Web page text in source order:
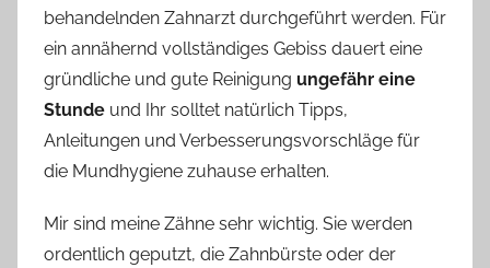
behandelnden Zahnarzt durchgeführt werden. Für
ein annähernd vollständiges Gebiss dauert eine
gründliche und gute Reinigung ungefähr eine
Stunde und Ihr solltet natürlich Tipps,
Anleitungen und Verbesserungsvorschläge für
die Mundhygiene zuhause erhalten.
Mir sind meine Zähne sehr wichtig. Sie werden
ordentlich geputzt, die Zahnbürste oder der